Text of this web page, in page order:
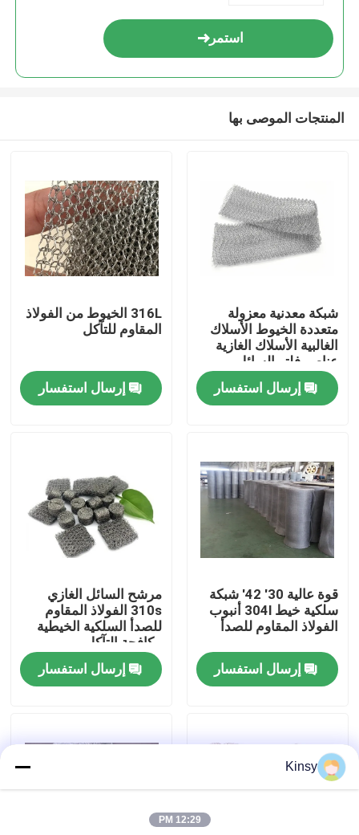
المنزل
برنامج VR
حولنا
مراقبة الجودة
اتصل بنا
القضايا
شاشة شبكة الأسلاك المنسوجة
استمر
المنتجات الموصى بها
شبكة معدنية معزولة
متعددة الخيوط الأسلاك
الغالبية الأسلاك الغازية
عناصر فلتر السائل
إرسال استفسار
316L الخيوط من الفولاذ
المقاوم للتآكل
إرسال استفسار
قوة عالية 30' 42' شبكة
سلكية خيط 304l أنبوب
الفولاذ المقاوم للصدأ
إرسال استفسار
مرشح السائل الغازي
310s الفولاذ المقاوم
للصدأ السلكية الخيطية
مكافحة التآكل
إرسال استفسار
Kinsy
12:29 PM